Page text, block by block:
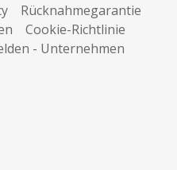
Rücknahmegarantie
Cookie-Richtlinie
- Unternehmen